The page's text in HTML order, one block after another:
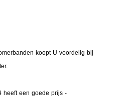
koopt U voordelig bij
heeft een goede prijs -